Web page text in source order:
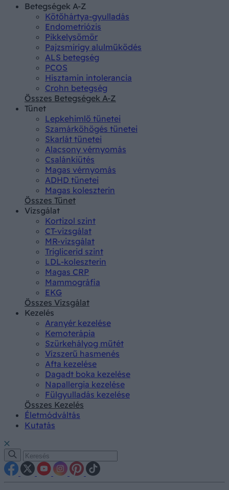
Betegségek A-Z
Kötőhártya-gyulladás
Endometriózis
Pikkelysömör
Pajzsmirigy alulműködés
ALS betegség
PCOS
Hisztamin intolerancia
Crohn betegség
Összes Betegségek A-Z
Tünet
Lepkehimlő tünetei
Szamárköhögés tünetei
Skarlát tünetei
Alacsony vérnyomás
Csalánkiütés
Magas vérnyomás
ADHD tünetei
Magas koleszterin
Összes Tünet
Vizsgálat
Kortizol szint
CT-vizsgálat
MR-vizsgálat
Triglicerid szint
LDL-koleszterin
Magas CRP
Mammográfia
EKG
Összes Vizsgálat
Kezelés
Aranyér kezelése
Kemoterápia
Szürkehályog műtét
Vízszerű hasmenés
Afta kezelése
Dagadt boka kezelése
Napallergia kezelése
Fülgyulladás kezelése
Összes Kezelés
Életmódváltás
Kutatás